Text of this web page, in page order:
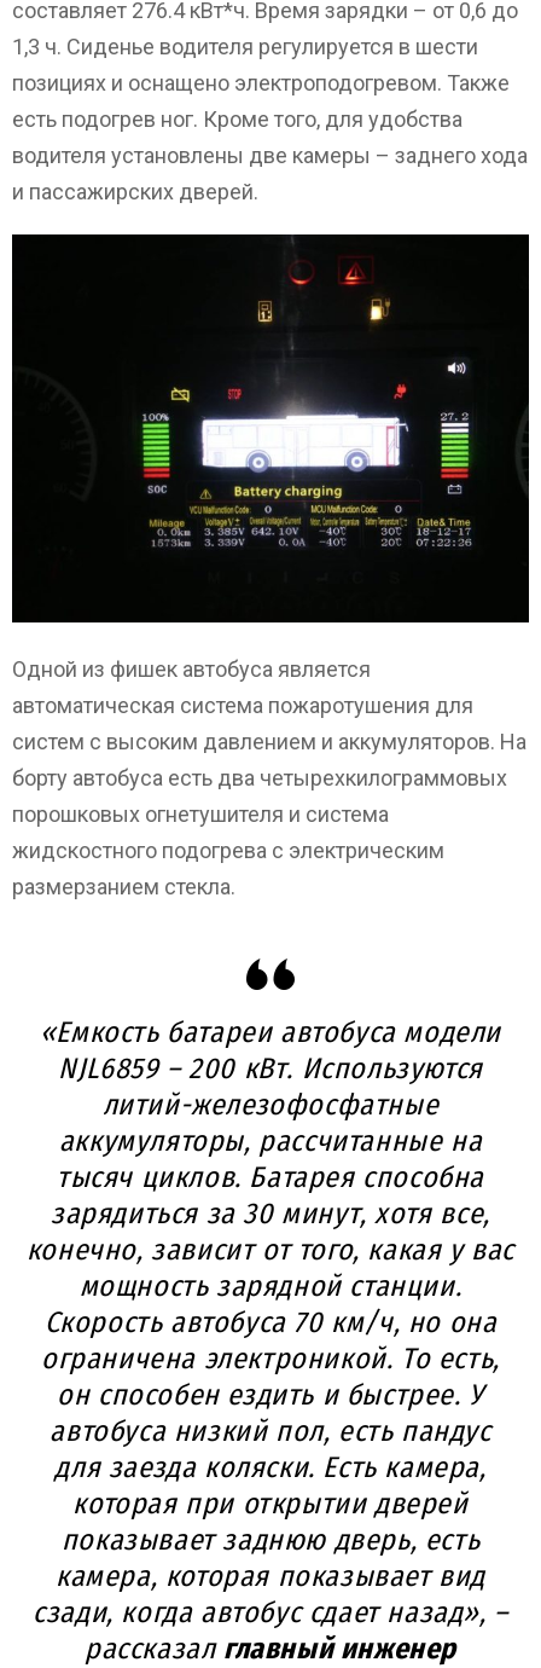
составляет 276.4 кВт*ч. Время зарядки – от 0,6 до
1,3 ч. Сиденье водителя регулируется в шести
позициях и оснащено электроподогревом. Также
есть подогрев ног. Кроме того, для удобства
водителя установлены две камеры – заднего хода
и пассажирских дверей.
Одной из фишек автобуса является
автоматическая система пожаротушения для
систем с высоким давлением и аккумуляторов. На
борту автобуса есть два четырехкилограммовых
порошковых огнетушителя и система
жидскостного подогрева с электрическим
размерзанием стекла.
«Емкость батареи автобуса модели
NJL6859 – 200 кВт. Используются
литий-железофосфатные
аккумуляторы, рассчитанные на
тысяч циклов. Батарея способна
зарядиться за 30 минут, хотя все,
конечно, зависит от того, какая у вас
мощность зарядной станции.
Скорость автобуса 70 км/ч, но она
ограничена электроникой. То есть,
он способен ездить и быстрее. У
автобуса низкий пол, есть пандус
для заезда коляски. Есть камера,
которая при открытии дверей
показывает заднюю дверь, есть
камера, которая показывает вид
сзади, когда автобус сдает назад», –
рассказал главный инженер